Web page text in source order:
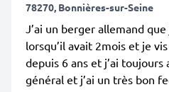
78270, Bonnières-sur-Seine
J’ai un berger allemand
lorsqu’il avait 2mois et je
depuis 6 ans et j’ai toujours
général et j’ai un très bon